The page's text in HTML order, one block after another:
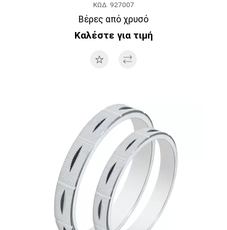
ΚΩΔ. 927007
Βέρες από χρυσό
Καλέστε για τιμή